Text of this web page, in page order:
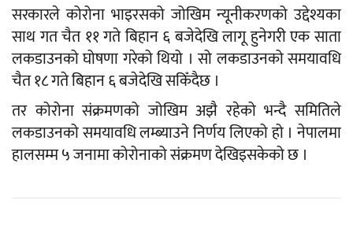
सरकारले कोरोना भाइरसको जोखिम न्यूनीकरणको उद्देश्यका
साथ गत चैत ११ गते बिहान ६ बजेदेखि लागू हुनेगरी एक साता
लकडाउनको घोषणा गरेको थियो । सो लकडाउनको समयावधि
चैत १८ गते बिहान ६ बजेदेखि सकिँदैछ ।
तर कोरोना संक्रमणको जोखिम अझै रहेको भन्दै समितिले
लकडाउनको समयावधि लम्ब्याउने निर्णय लिएको हो । नेपालमा
हालसम्म ५ जनामा कोरोनाको संक्रमण देखिइसकेको छ ।